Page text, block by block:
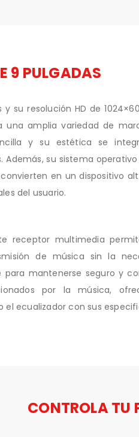
9 PULGADAS
y su resolución HD de
una amplia variedad de
y su estética se
Además, su sistema
en un dispositivo
del usuario.
receptor multimedia
de música sin la
para mantenerse seguro y
por la música,
el ecualizador con sus
CONTROLA TU